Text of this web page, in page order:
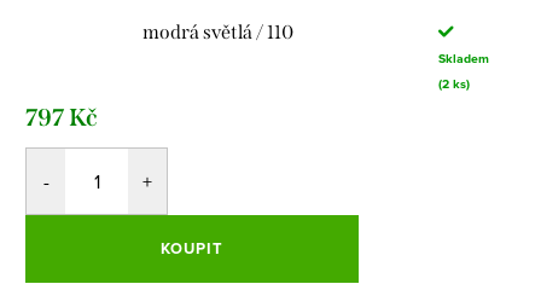
modrá světlá / 110
Skladem
(2 ks)
797 Kč
KOUPIT